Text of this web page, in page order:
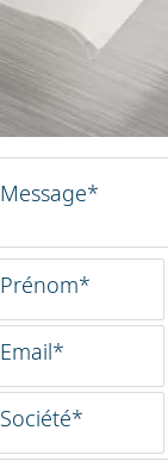
Message*
Prénom*
Email*
Société*